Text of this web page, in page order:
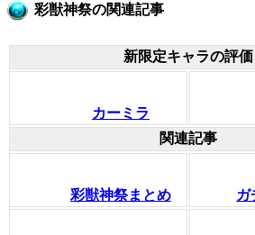
彩獣神祭の関連記事
新限定キャラの評価
カーミラ
関連記事
彩獣神祭まとめ ガ